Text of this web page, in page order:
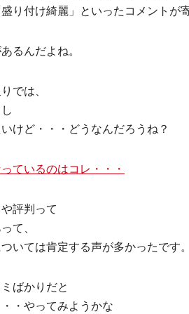
盛り付け綺麗」といったコメントが
るんだよね。
では、
けど・・・どうなんだろうね？
ているのはコレ・・・
評判って
て、
いては肯定する声が多かったです。
ばかりだと
・やってみようかな